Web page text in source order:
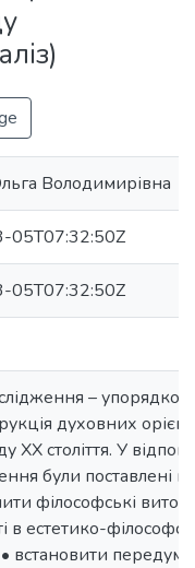
Володимирівна
05T07:32:50Z
05T07:32:50Z
–
духовних
XX століття. У
були поставлені
філософські
в естетико-
• встановити